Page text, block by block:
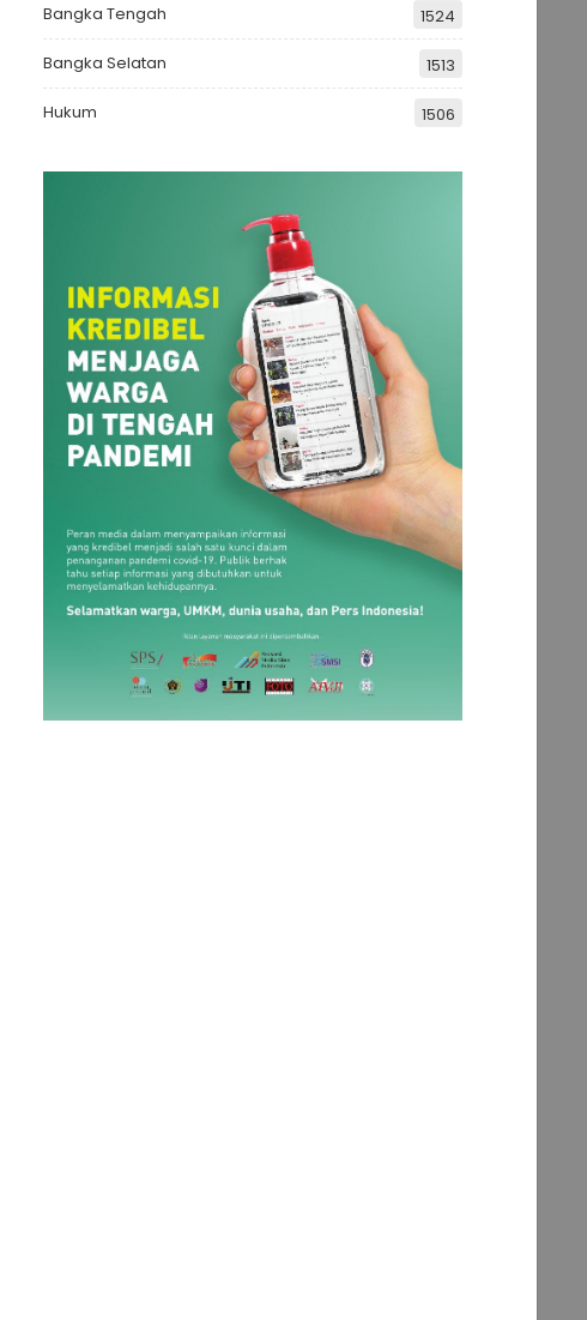
Bangka Tengah 1524
Bangka Selatan 1513
Hukum 1506